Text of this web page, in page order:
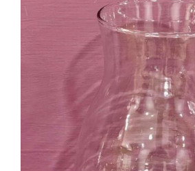
AÑADIR AL CARRITO
DETALLES